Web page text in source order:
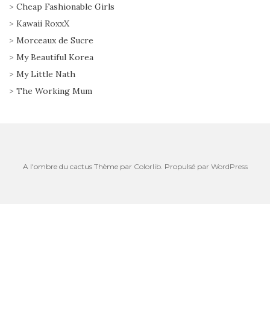
> Cheap Fashionable Girls
> Kawaii RoxxX
> Morceaux de Sucre
> My Beautiful Korea
> My Little Nath
> The Working Mum
A l'ombre du cactus Thème par Colorlib. Propulsé par WordPress